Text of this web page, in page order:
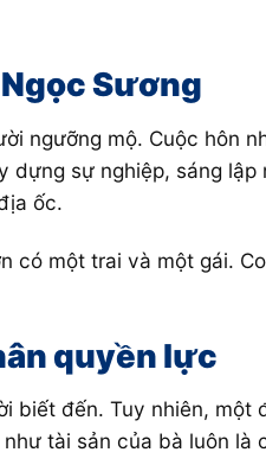
Sương
ngưỡng mộ. Cuộc hôn
sự nghiệp, sáng
ốc.
có một trai và một gái.
quyền lực
biết đến. Tuy nhiên,
tài sản của bà luôn